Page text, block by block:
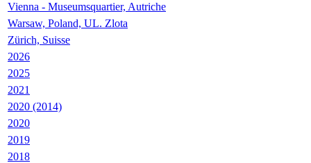
Vienna - Museumsquartier, Autriche
Warsaw, Poland, UL. Zlota
Zürich, Suisse
2026
2025
2021
2020 (2014)
2020
2019
2018